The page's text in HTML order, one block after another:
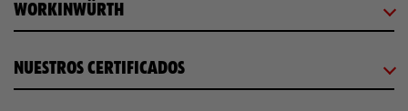
WORKINWÜRTH
NUESTROS CERTIFICADOS